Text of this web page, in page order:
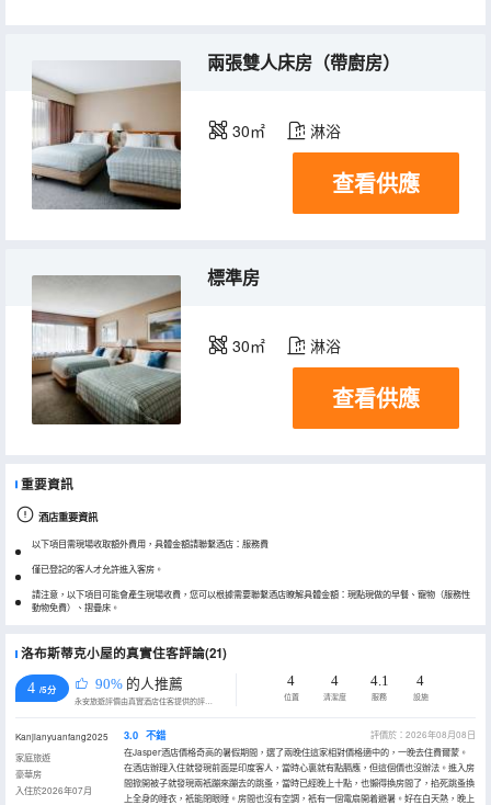
兩張雙人床房（帶廚房）
30㎡ 淋浴
查看供應
標準房
30㎡ 淋浴
查看供應
重要資訊
酒店重要資訊
以下項目需現場收取額外費用，具體金額請聯繫酒店：服務費
僅已登記的客人才允許進入客房。
請注意，以下項目可能會產生現場收費，您可以根據需要聯繫酒店瞭解具體金額：現點現做的早餐、寵物（服務性
動物免費）、摺疊床。
洛布斯蒂克小屋的真實住客評論(21)
4 /5分 90% 的人推薦
永安旅遊評價由真實酒店住客提供的評價。
4
位置
4
清潔度
4.1
服務
4
設施
Kanjianyuanfang2025
家庭旅遊
豪華房
入住於2026年07月
3.0 不錯
評價於：2026年08月08日
在Jasper酒店價格奇高的暑假期間，選了兩晚住這家相對價格適中的，一晚去住費爾蒙。
在酒店辦理入住就發現前面是印度客人，當時心裏就有點膈應，但這個價也沒辦法。進入房
間掀開被子就發現兩衹蹦來蹦去的跳蚤，當時已經晚上十點，也懶得換房間了，掐死跳蚤換
上全身的睡衣，衹能閉眼睡。房間也沒有空調，衹有一個電扇開着避暑。好在白天熱，晚上